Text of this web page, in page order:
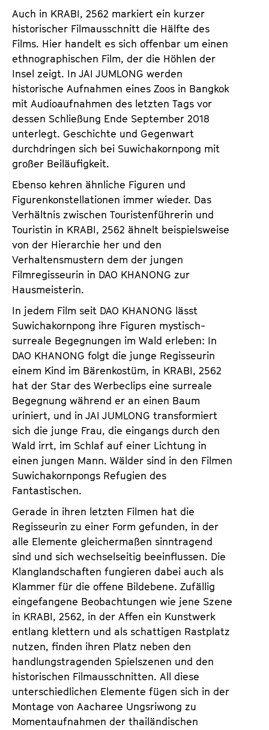
Auch in KRABI, 2562 markiert ein kurzer
historischer Filmausschnitt die Hälfte des
Films. Hier handelt es sich offenbar um einen
ethnographischen Film, der die Höhlen der
Insel zeigt. In JAI JUMLONG werden
historische Aufnahmen eines Zoos in Bangkok
mit Audioaufnahmen des letzten Tags vor
dessen Schließung Ende September 2018
unterlegt. Geschichte und Gegenwart
durchdringen sich bei Suwichakornpong mit
großer Beiläufigkeit.
Ebenso kehren ähnliche Figuren und
Figurenkonstellationen immer wieder. Das
Verhältnis zwischen Touristenführerin und
Touristin in KRABI, 2562 ähnelt beispielsweise
von der Hierarchie her und den
Verhaltensmustern dem der jungen
Filmregisseurin in DAO KHANONG zur
Hausmeisterin.
In jedem Film seit DAO KHANONG lässt
Suwichakornpong ihre Figuren mystisch-
surreale Begegnungen im Wald erleben: In
DAO KHANONG folgt die junge Regisseurin
einem Kind im Bärenkostüm, in KRABI, 2562
hat der Star des Werbeclips eine surreale
Begegnung während er an einen Baum
uriniert, und in JAI JUMLONG transformiert
sich die junge Frau, die eingangs durch den
Wald irrt, im Schlaf auf einer Lichtung in
einen jungen Mann. Wälder sind in den Filmen
Suwichakornpongs Refugien des
Fantastischen.
Gerade in ihren letzten Filmen hat die
Regisseurin zu einer Form gefunden, in der
alle Elemente gleichermaßen sinntragend
sind und sich wechselseitig beeinflussen. Die
Klanglandschaften fungieren dabei auch als
Klammer für die offene Bildebene. Zufällig
eingefangene Beobachtungen wie jene Szene
in KRABI, 2562, in der Affen ein Kunstwerk
entlang klettern und als schattigen Rastplatz
nutzen, finden ihren Platz neben den
handlungstragenden Spielszenen und den
historischen Filmausschnitten. All diese
unterschiedlichen Elemente fügen sich in der
Montage von Aacharee Ungsriwong zu
Momentaufnahmen der thailändischen